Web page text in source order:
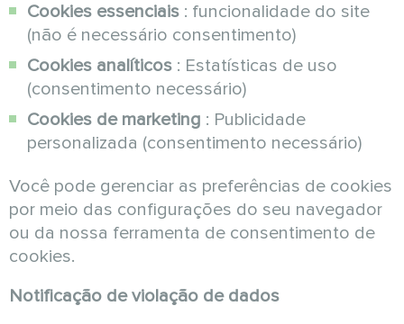
Cookies essenciais : funcionalidade do site
(não é necessário consentimento)
Cookies analíticos : Estatísticas de uso
(consentimento necessário)
Cookies de marketing : Publicidade
personalizada (consentimento necessário)
Você pode gerenciar as preferências de cookies
por meio das configurações do seu navegador
ou da nossa ferramenta de consentimento de
cookies.
Notificação de violação de dados